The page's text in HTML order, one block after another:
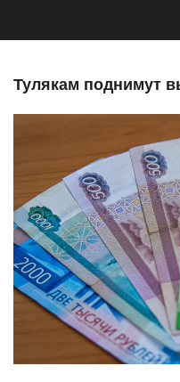
Тулякам поднимут